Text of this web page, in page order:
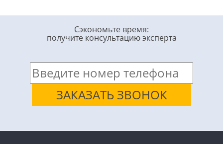
Сэкономьте время:
получите консультацию эксперта